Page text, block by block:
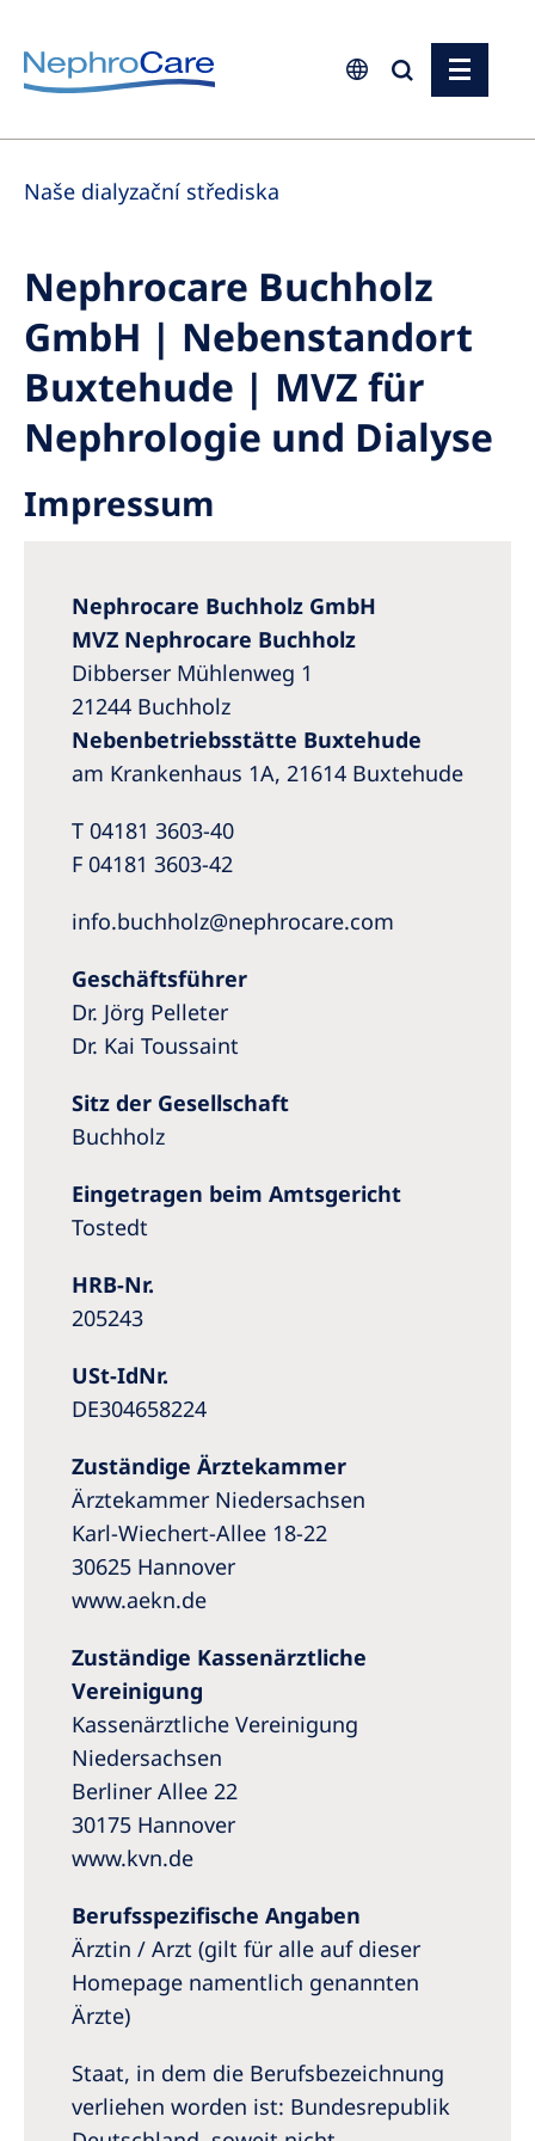
Europe
Czech Republic
Germany
Israel
Italy
Netherlands
Poland
Portugal
Russia
Serbia
Slovakia
Slovenia
Spain
Sweden
Switzerland
United Kingdom
Asia Pacific
Asia Pacific
Philippines
North America
United States of America
NephroCare International
Naše dialyzační střediska
Nephrocare Buchholz
GmbH | Nebenstandort
Buxtehude | MVZ für
Nephrologie und Dialyse
Impressum
Nephrocare Buchholz GmbH
MVZ Nephrocare Buchholz
Dibberser Mühlenweg 1
21244 Buchholz
Nebenbetriebsstätte Buxtehude
am Krankenhaus 1A, 21614 Buxtehude
T 04181 3603-40
F 04181 3603-42
info.buchholz@nephrocare.com
Geschäftsführer
Dr. Jörg Pelleter
Dr. Kai Toussaint
Sitz der Gesellschaft
Buchholz
Eingetragen beim Amtsgericht
Tostedt
HRB-Nr.
205243
USt-IdNr.
DE304658224
Zuständige Ärztekammer
Ärztekammer Niedersachsen
Karl-Wiechert-Allee 18-22
30625 Hannover
www.aekn.de
Zuständige Kassenärztliche
Vereinigung
Kassenärztliche Vereinigung
Niedersachsen
Berliner Allee 22
30175 Hannover
www.kvn.de
Berufsspezifische Angaben
Ärztin / Arzt (gilt für alle auf dieser
Homepage namentlich genannten
Ärzte)
Staat, in dem die Berufsbezeichnung
verliehen worden ist: Bundesrepublik